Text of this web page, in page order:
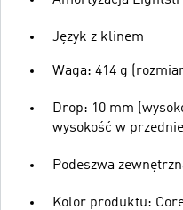
Język z klinem
Waga: 414 g (rozmiar
Drop: 10 mm
wysokość w
Podeszwa
Kolor produktu: